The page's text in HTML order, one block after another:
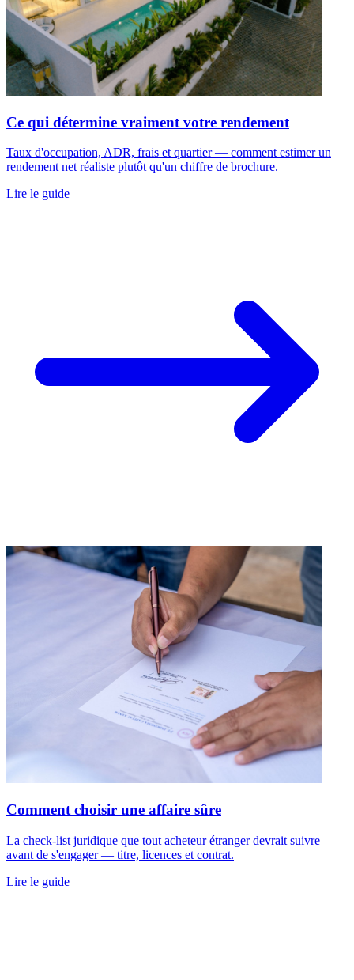
Ce qui détermine vraiment votre rendement
Taux d'occupation, ADR, frais et quartier — comment estimer un
rendement net réaliste plutôt qu'un chiffre de brochure.
Lire le guide
Comment choisir une affaire sûre
La check-list juridique que tout acheteur étranger devrait suivre
avant de s'engager — titre, licences et contrat.
Lire le guide